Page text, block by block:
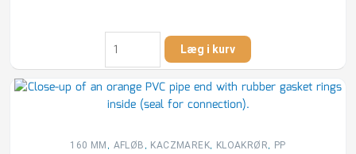
Kaczmarek
160
x
2000
mm
kloakrør
Læg i kurv
160 MM , AFLØB , KACZMAREK, KLOAKRØR, PP